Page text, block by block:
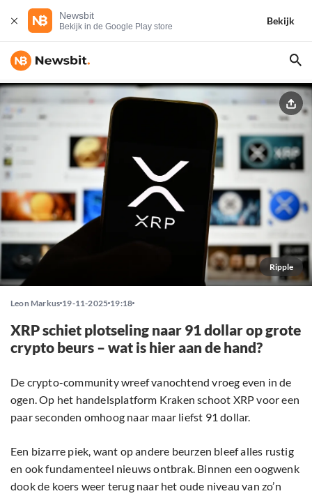
Newsbit
Bekijk in de Google Play store
Bekijk
Ripple
Leon Markus 19-11-2025 19:18
XRP schiet plotseling naar 91 dollar op grote
crypto beurs – wat is hier aan de hand?
De crypto-community wreef vanochtend vroeg even in de
ogen. Op het handelsplatform Kraken schoot XRP voor een
paar seconden omhoog naar maar liefst 91 dollar.
Een bizarre piek, want op andere beurzen bleef alles rustig
en ook fundamenteel nieuws ontbrak. Binnen een oogwenk
dook de koers weer terug naar het oude niveau van zo’n